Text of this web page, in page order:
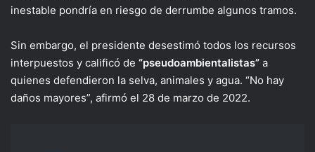
inestable pondría en riesgo de derrumbe algunos tramos.
Sin embargo, el presidente desestimó todos los recursos
interpuestos y calificó de “pseudoambientalistas” a
quienes defendieron la selva, animales y agua. “No hay
daños mayores”, afirmó el 28 de marzo de 2022.